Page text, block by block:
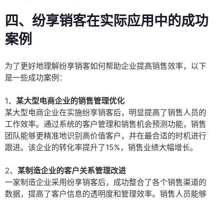
四、纷享销客在实际应用中的成功
案例
为了更好地理解纷享销客如何帮助企业提高销售效率，以下
是一些成功案例：
1、 某大型电商企业的销售管理优化
某大型电商企业在实施纷享销客后，明显提高了销售人员的
工作效率。通过系统的客户管理和销售机会预测功能，销售
团队能够更精准地识别高价值客户，并在最合适的时机进行
跟进。该企业的转化率提升了15%，销售业绩大幅增长。
2、 某制造企业的客户关系管理改进
一家制造企业采用纷享销客后，成功整合了各个销售渠道的
数据，提高了客户信息的透明度和管理效率。销售人员能够